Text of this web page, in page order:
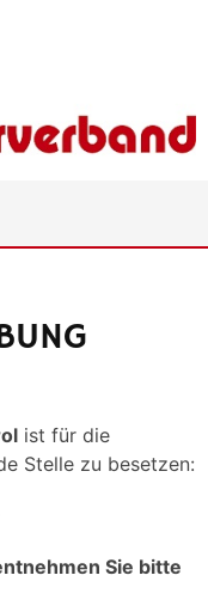
ist für die
Stelle zu besetzen:
Sie bitte